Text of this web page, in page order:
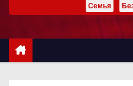
ж
Семья